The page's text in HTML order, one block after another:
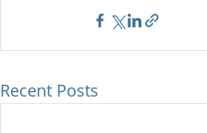
Recent Posts